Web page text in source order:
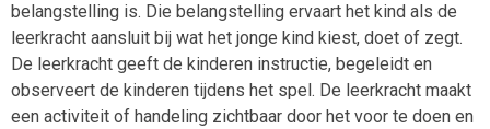
belangstelling is. Die belangstelling ervaart het kind als de
leerkracht aansluit bij wat het jonge kind kiest, doet of zegt.
De leerkracht geeft de kinderen instructie, begeleidt en
observeert de kinderen tijdens het spel. De leerkracht maakt
een activiteit of handeling zichtbaar door het voor te doen en